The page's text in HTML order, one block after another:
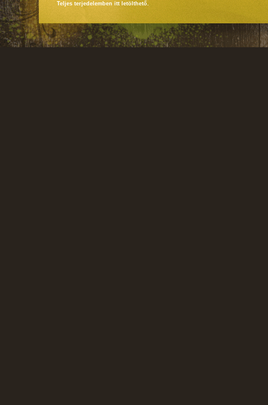
Teljes terjedelemben itt letölthető.